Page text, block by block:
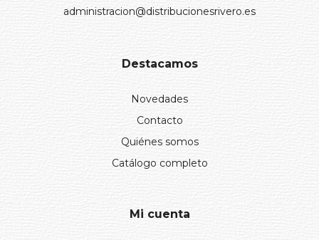
administracion@distribucionesrivero.es
Destacamos
Novedades
Contacto
Quiénes somos
Catálogo completo
Mi cuenta